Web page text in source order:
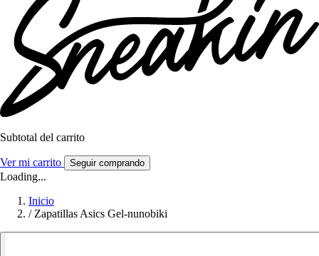
Subtotal del carrito
Ver mi carrito Seguir comprando
Loading...
Inicio
/ Zapatillas Asics Gel-nunobiki